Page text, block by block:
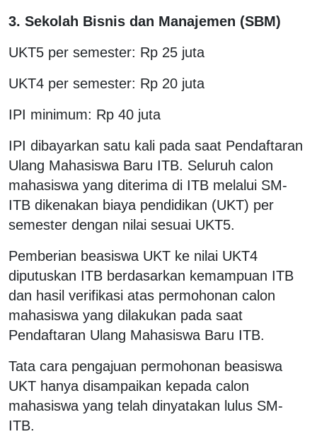
3. Sekolah Bisnis dan Manajemen (SBM)
UKT5 per semester: Rp 25 juta
UKT4 per semester: Rp 20 juta
IPI minimum: Rp 40 juta
IPI dibayarkan satu kali pada saat Pendaftaran
Ulang Mahasiswa Baru ITB. Seluruh calon
mahasiswa yang diterima di ITB melalui SM-
ITB dikenakan biaya pendidikan (UKT) per
semester dengan nilai sesuai UKT5.
Pemberian beasiswa UKT ke nilai UKT4
diputuskan ITB berdasarkan kemampuan ITB
dan hasil verifikasi atas permohonan calon
mahasiswa yang dilakukan pada saat
Pendaftaran Ulang Mahasiswa Baru ITB.
Tata cara pengajuan permohonan beasiswa
UKT hanya disampaikan kepada calon
mahasiswa yang telah dinyatakan lulus SM-
ITB.